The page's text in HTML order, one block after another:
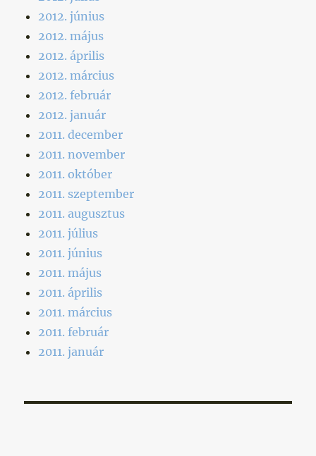
2012. június
2012. május
2012. április
2012. március
2012. február
2012. január
2011. december
2011. november
2011. október
2011. szeptember
2011. augusztus
2011. július
2011. június
2011. május
2011. április
2011. március
2011. február
2011. január